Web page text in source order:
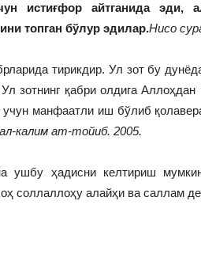
истиғфор айтганида эди,
топган бўлур эдилар.Нисо
тирикдир. Ул зот бу
зотнинг қабри олдига Аллоҳдан
учун манфаатли иш бўлиб
калим ат-тойиб. 2005.
ушбу ҳадисни келтириш
соллаллоҳу алайҳи ва саллам